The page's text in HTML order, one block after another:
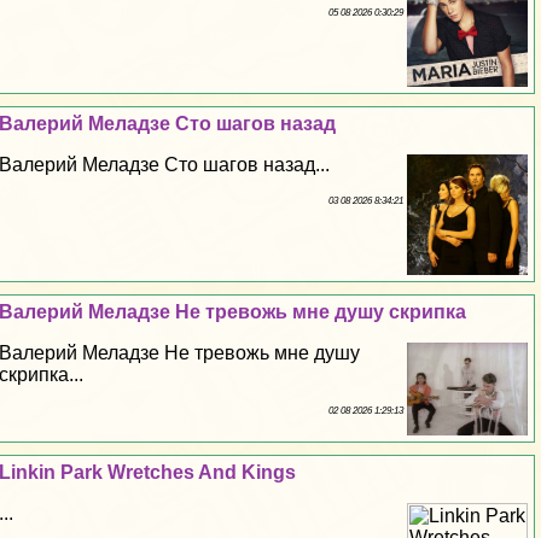
05 08 2026 0:30:29
Валерий Меладзе Сто шагов назад
Валерий Меладзе Сто шагов назад...
03 08 2026 8:34:21
Валерий Меладзе Не тревожь мне душу скрипка
Валерий Меладзе Не тревожь мне душу
скрипка...
02 08 2026 1:29:13
Linkin Park Wretches And Kings
...